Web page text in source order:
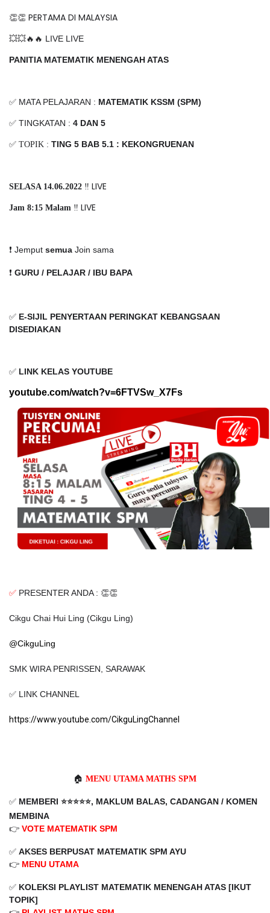
👏👏 PERTAMA DI MALAYSIA
💥💥🔥🔥 LIVE LIVE
PANITIA MATEMATIK MENENGAH ATAS
✅ MATA PELAJARAN : MATEMATIK KSSM (SPM)
✅ TINGKATAN : 4 DAN 5
✅ TOPIK : TING 5 BAB 5.1 : KEKONGRUENAN
SELASA 14.06.2022 ‼️ LIVE
Jam 8:15 Malam ‼️ LIVE
❗️ Jemput semua Join sama
❗️ GURU / PELAJAR / IBU BAPA
✅ E-SIJIL PENYERTAAN PERINGKAT KEBANGSAAN
DISEDIAKAN
✅ LINK KELAS YOUTUBE
youtube.com/watch?v=6FTVSw_X7Fs
✅ PRESENTER ANDA : 👏👏
Cikgu Chai Hui Ling (Cikgu Ling)
@CikguLing
SMK WIRA PENRISSEN, SARAWAK
✅ LINK CHANNEL
https://www.youtube.com/CikguLingChannel
🏠 MENU UTAMA MATHS SPM
✅ MEMBERI ⭐️⭐️⭐️⭐️⭐️, MAKLUM BALAS, CADANGAN / KOMEN
MEMBINA
👉 VOTE MATEMATIK SPM
✅ AKSES BERPUSAT MATEMATIK SPM AYU
👉 MENU UTAMA
✅ KOLEKSI PLAYLIST MATEMATIK MENENGAH ATAS [IKUT
TOPIK]